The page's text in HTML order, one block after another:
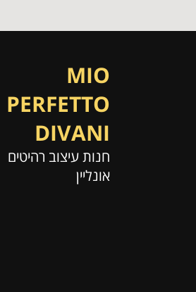
MIO
PERFETTO
DIVANI
חנות עיצוב רהיטים
אונליין